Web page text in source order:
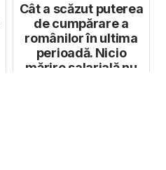
Cât a scăzut puterea
de cumpărare a
românilor în ultima
perioadă. Nicio
mărire salarială nu